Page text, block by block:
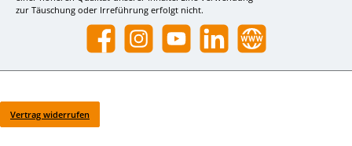
zur Täuschung oder Irreführung erfolgt nicht.
Facebook InstagramYouTube LinkedIn Website
Vertrag widerrufen